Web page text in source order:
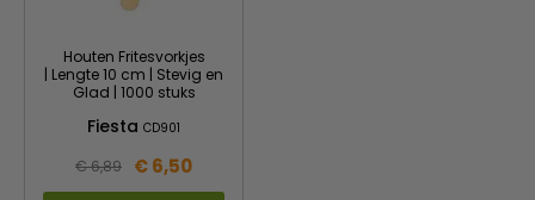
Houten Fritesvorkjes
| Lengte 10 cm | Stevig en
Glad | 1000 stuks
Fiesta CD901
€ 6,89 € 6,50